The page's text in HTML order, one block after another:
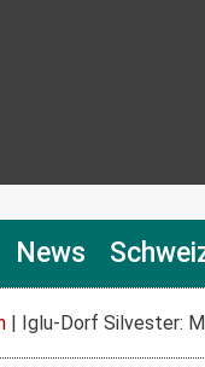
News
| Iglu-Dorf Silvester: